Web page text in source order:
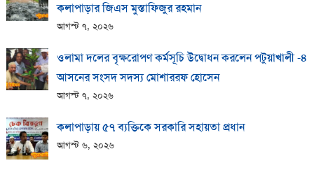
কলাপাড়ার জিএস মুস্তাফিজুর রহমান
আগস্ট ৭, ২০২৬
ওলামা দলের বৃক্ষরোপণ কর্মসূচি উদ্বোধন করলেন পটুয়াখালী -৪
আসনের সংসদ সদস্য মোশাররফ হোসেন
আগস্ট ৭, ২০২৬
কলাপাড়ায় ​৫৭ ব্যক্তিকে সরকারি সহায়তা প্রধান
আগস্ট ৬, ২০২৬